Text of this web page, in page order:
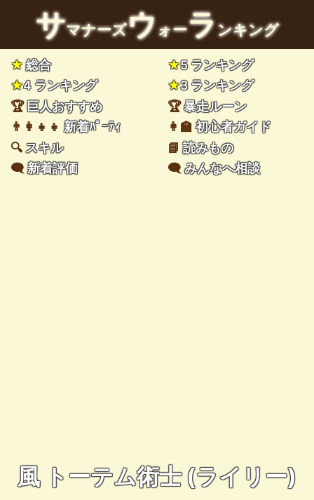
サマナーズウォーランキング
★総合 ★5 ランキング
★4 ランキング ★3 ランキング
🏆巨人おすすめ 🏆暴走ルーン
👨‍👩‍👧‍👧新着ﾊﾟｰﾃｨ 👩‍🏫初心者ガイド
🔍スキル 📘読みもの
🗨️新着評価 🗨️みんなへ相談
風 トーテム術士 (ライリー)